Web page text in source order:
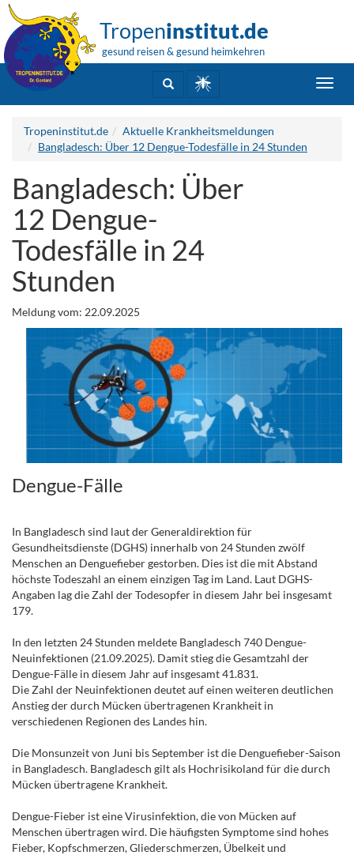
Tropeninstitut.de
gesund reisen & gesund heimkehren
Tropeninstitut.de
Aktuelle Krankheitsmeldungen
Bangladesch: Über 12 Dengue-Todesfälle in 24 Stunden
Bangladesch: Über
12 Dengue-
Todesfälle in 24
Stunden
Meldung vom: 22.09.2025
Dengue-Fälle
In Bangladesch sind laut der Generaldirektion für
Gesundheitsdienste (DGHS) innerhalb von 24 Stunden zwölf
Menschen an Denguefieber gestorben. Dies ist die mit Abstand
höchste Todeszahl an einem einzigen Tag im Land. Laut DGHS-
Angaben lag die Zahl der Todesopfer in diesem Jahr bei insgesamt
179.
In den letzten 24 Stunden meldete Bangladesch 740 Dengue-
Neuinfektionen (21.09.2025). Damit stieg die Gesamtzahl der
Dengue-Fälle in diesem Jahr auf insgesamt 41.831.
Die Zahl der Neuinfektionen deutet auf einen weiteren deutlichen
Anstieg der durch Mücken übertragenen Krankheit in
verschiedenen Regionen des Landes hin.
Die Monsunzeit von Juni bis September ist die Denguefieber-Saison
in Bangladesch. Bangladesch gilt als Hochrisikoland für die durch
Mücken übertragene Krankheit.
Dengue-Fieber ist eine Virusinfektion, die von Mücken auf
Menschen übertragen wird. Die häufigsten Symptome sind hohes
Fieber, Kopfschmerzen, Gliederschmerzen, Übelkeit und